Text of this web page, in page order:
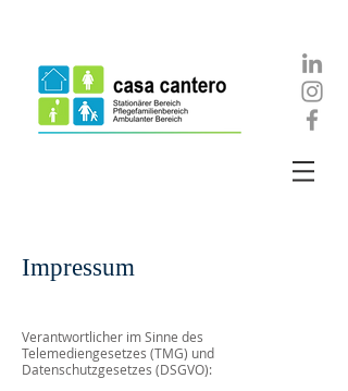
Impressum
Verantwortlicher im Sinne des
Telemediengesetzes (TMG) und
Datenschutzgesetzes (DSGVO):